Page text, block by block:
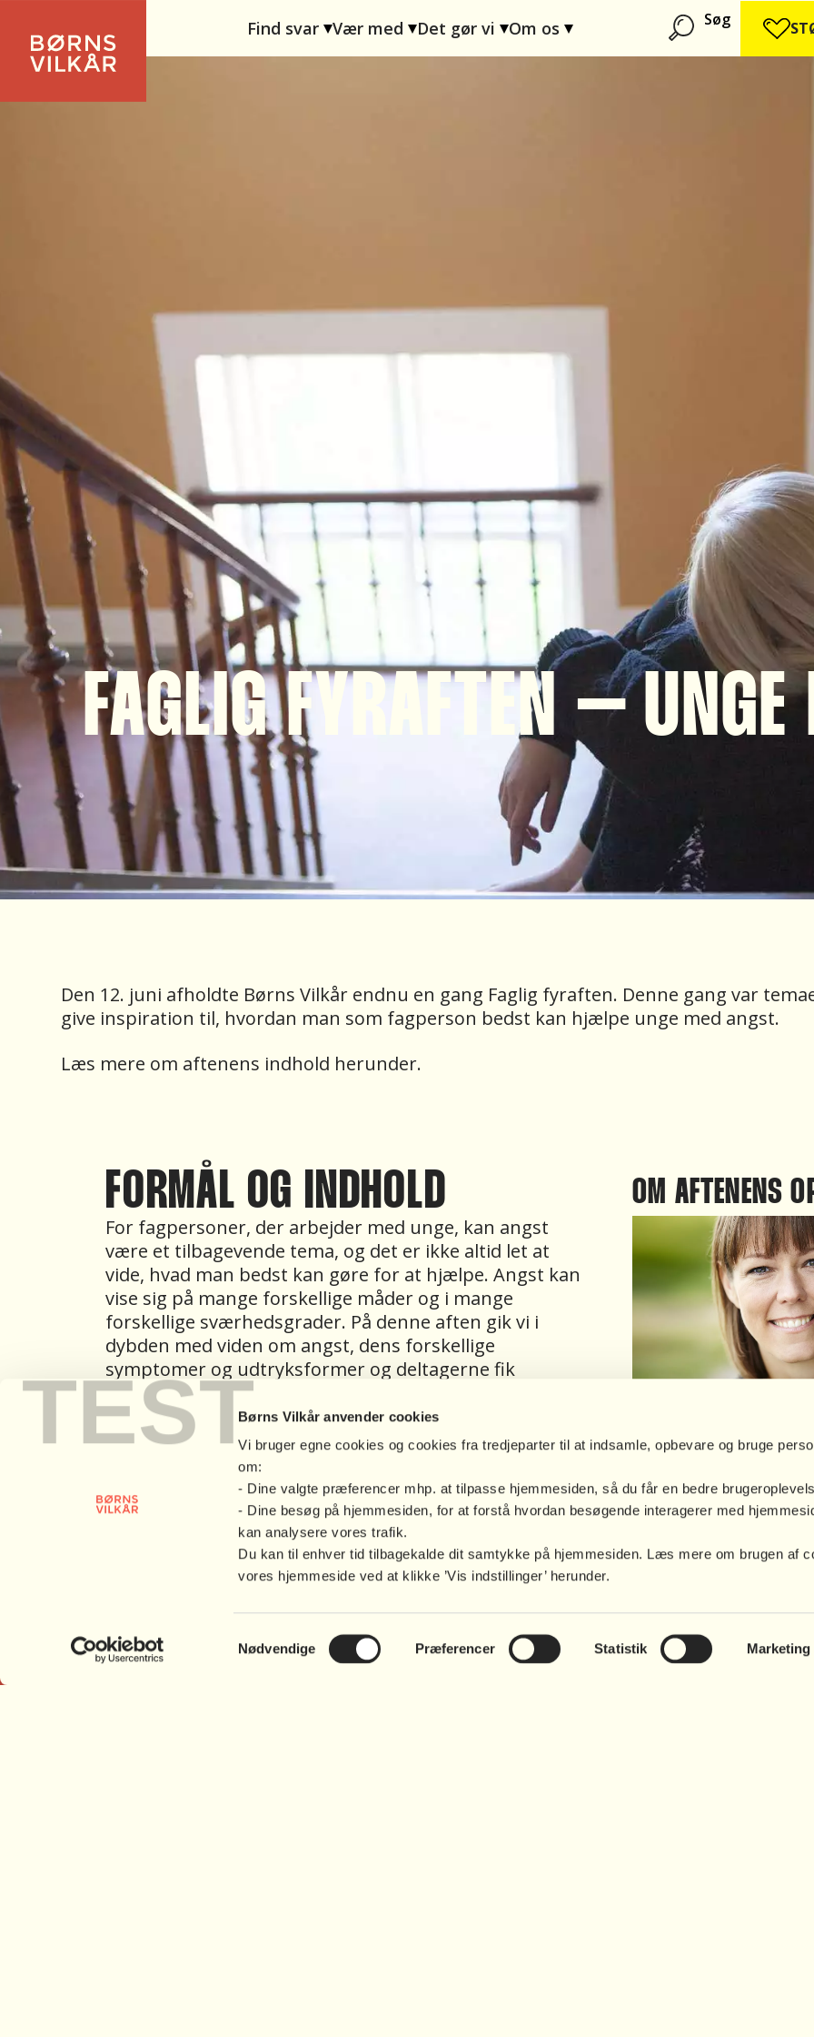
TESTBørns Vilkår anvender cookies
Vi bruger egne cookies og cookies fra tredjeparter til at indsamle, opbevare og bruge
om:
- Dine valgte præferencer mhp. at tilpasse hjemmesiden, så du får en bedre
- Dine besøg på hjemmesiden, for at forstå hvordan besøgende interagerer med
kan analysere vores trafik.
Du kan til enhver tid tilbagekalde dit samtykke på hjemmesiden. Læs mere om brugen af
vores hjemmeside ved at klikke ’Vis indstillinger’ herunder.
Nødvendige Præferencer Statistik Marketing
Find svar Vær med Det gør vi Om os Søg
FAGLIG FYRAFTEN –
Den 12. juni afholdte Børns Vilkår endnu en gang Faglig fyraften. Denne gang var
give inspiration til, hvordan man som fagperson bedst kan hjælpe unge med angst.
Læs mere om aftenens indhold herunder.
FORMÅL OG INDHOLD
For fagpersoner, der arbejder med unge, kan angst
være et tilbagevende tema, og det er ikke altid let at
vide, hvad man bedst kan gøre for at hjælpe. Angst kan
vise sig på mange forskellige måder og i mange
forskellige sværhedsgrader. På denne aften gik vi i
dybden med viden om angst, dens forskellige
symptomer og udtryksformer og deltagerne fik
kendskab til de mest effektive metoder i
angstbehandling, så de blev klædt på til at hjælpe
angstramte.
Aftenen var særligt henvendt til de, der arbejder med
unge, hvad enten det er som pædagog, lærer,
sygeplejerske, læge, psykolog, socialrådgiver eller
OM AFTENENS
Aftenens
Malene Klindt
specialiseret sig i
år arbejdet på en
og skrevet flere
bl.a. bogen “Støt
og